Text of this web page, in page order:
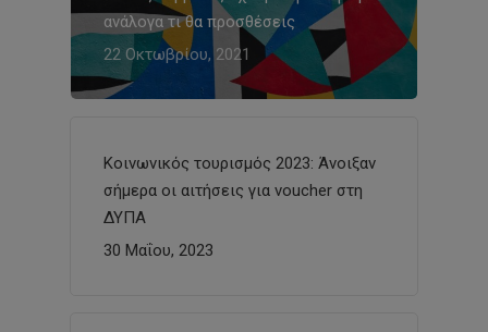
ανάλογα τι θα προσθέσεις
22 Οκτωβρίου, 2021
Κοινωνικός τουρισμός 2023: Άνοιξαν
σήμερα οι αιτήσεις για voucher στη
ΔΥΠΑ
30 Μαΐου, 2023